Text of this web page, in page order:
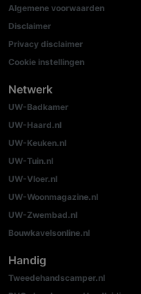
Algemene voorwaarden
Disclaimer
Privacy disclaimer
Cookie instellingen
Netwerk
UW-Badkamer
UW-Haard.nl
UW-Keuken.nl
UW-Tuin.nl
UW-Vloer.nl
UW-Woonmagazine.nl
UW-Zwembad.nl
Bouwkavelsonline.nl
Handig
Tweedehandscamper.nl